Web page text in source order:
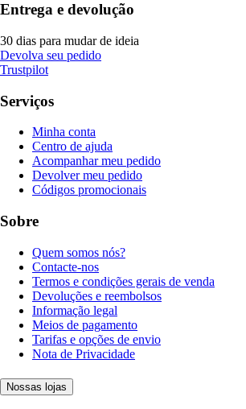
Entrega e devolução
30 dias para mudar de ideia
Devolva seu pedido
Trustpilot
Serviços
Minha conta
Centro de ajuda
Acompanhar meu pedido
Devolver meu pedido
Códigos promocionais
Sobre
Quem somos nós?
Contacte-nos
Termos e condições gerais de venda
Devoluções e reembolsos
Informação legal
Meios de pagamento
Tarifas e opções de envio
Nota de Privacidade
Nossas lojas